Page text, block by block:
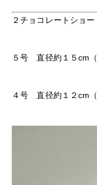
２チョコレートショ
５号 直径約１５cm
４号 直径約１２cm